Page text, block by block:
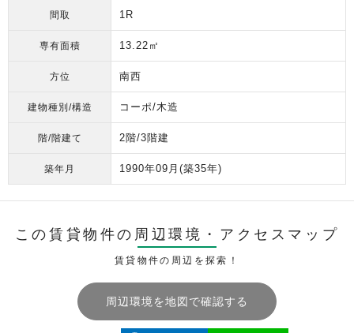
間取 1R
専有面積 13.22㎡
方位 南西
建物種別/構造 コーポ/木造
階/階建て 2階/3階建
築年月 1990年09月 (築35年)
この賃貸物件の周辺環境・ アクセスマップ
賃貸物件の周辺を探索！
周辺環境を地図で確認する